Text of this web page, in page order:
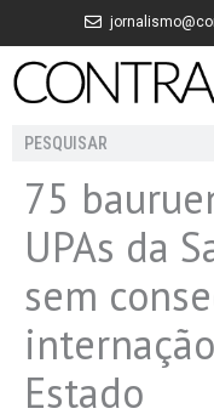
para
Pesquisar
75
UPAs da
sem
Estado